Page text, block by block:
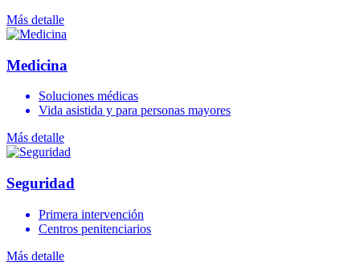
Más detalle
Medicina
Soluciones médicas
Vida asistida y para personas mayores
Más detalle
Seguridad
Primera intervención
Centros penitenciarios
Más detalle